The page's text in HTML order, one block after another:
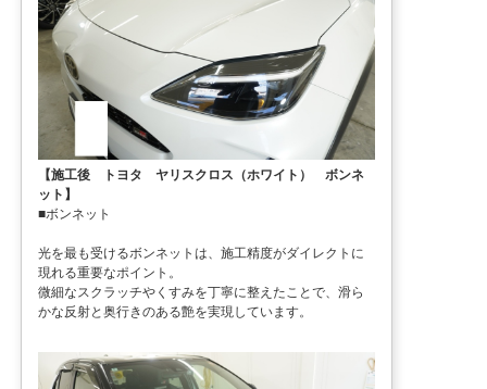
【施工後 トヨタ ヤリスクロス（ホワイト） ボンネ
ット】
■ボンネット
光を最も受けるボンネットは、施工精度がダイレクトに
現れる重要なポイント。
微細なスクラッチやくすみを丁寧に整えたことで、滑ら
かな反射と奥行きのある艶を実現しています。